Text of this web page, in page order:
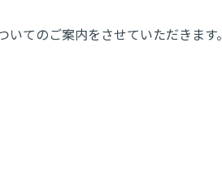
てのご案内をさせていただきます。